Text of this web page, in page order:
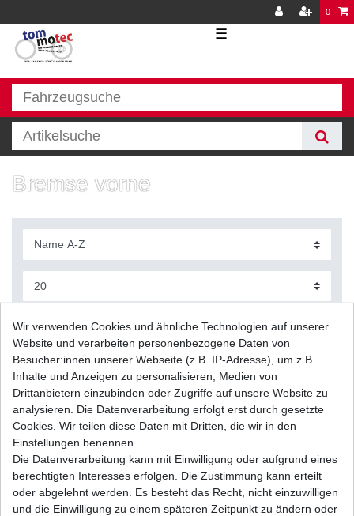
0
☰
Bremse vorne
Bremsbeläge EBC FA 147 FA147 Standard
Bremsklötze Suzuki DR vorne
UVP 33,08 € 22,64 € *
1 Satz
Wir verwenden Cookies und ähnliche Technologien auf unserer
Website und verarbeiten personenbezogene Daten von
Besucher:innen unserer Webseite (z.B. IP-Adresse), um z.B.
Inhalte und Anzeigen zu personalisieren, Medien von
Drittanbietern einzubinden oder Zugriffe auf unsere Website zu
analysieren. Die Datenverarbeitung erfolgt erst durch gesetzte
Cookies. Wir teilen diese Daten mit Dritten, die wir in den
Einstellungen benennen.
Die Datenverarbeitung kann mit Einwilligung oder aufgrund eines
berechtigten Interesses erfolgen. Die Zustimmung kann erteilt
oder abgelehnt werden. Es besteht das Recht, nicht einzuwilligen
und die Einwilligung zu einem späteren Zeitpunkt zu ändern oder